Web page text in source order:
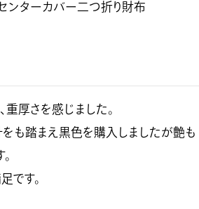
ンターカバー二つ折り財布
重厚さを感じました。
も踏まえ黒色を購入しましたが艶も
です。